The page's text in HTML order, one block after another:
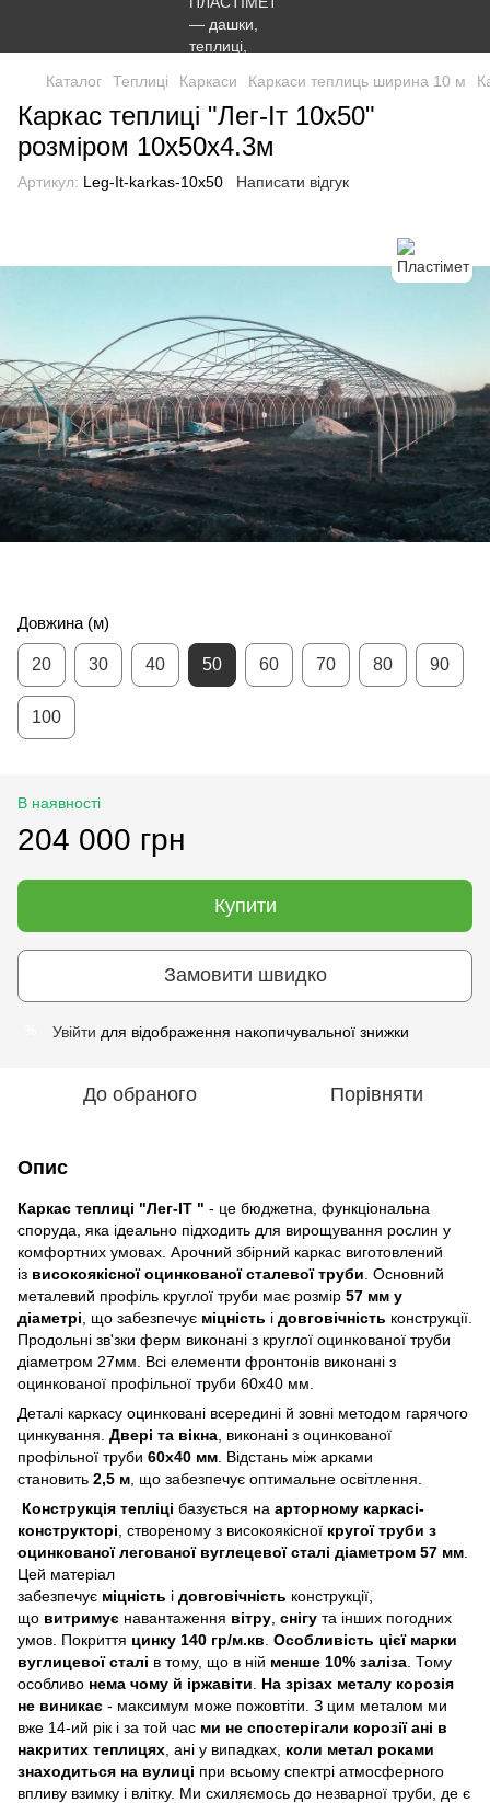
Каталог Теплиці Каркаси Каркаси теплиць ширина 10 м
Каркас теплиці "Лег-Іт 10х50"
розміром 10х50х4.3м
Артикул: Leg-It-karkas-10x50 Написати відгук
Довжина (м)
20 30 40 50 60 70 80 90
100
В наявності
204 000 грн
Купити
Замовити швидко
Увійти для відображення накопичувальної знижки
До обраного Порівняти
Опис
Каркас теплиці "Лег-ІТ " - це бюджетна, функціональна
споруда, яка ідеально підходить для вирощування рослин у
комфортних умовах. Арочний збірний каркас виготовлений
із високоякісної оцинкованої сталевої труби . Основний
металевий профіль круглої труби має розмір 57 мм у
діаметрі , що забезпечує міцність і довговічність конструкції.
Продольні зв'зки ферм виконані з круглої оцинкованої труби
діаметром 27мм. Всі елементи фронтонів виконані з
оцинкованої профільної труби 60х40 мм.
Деталі каркасу оцинковані всередині й зовні методом гарячого
цинкування. Двері та вікна , виконані з оцинкованої
профільної труби 60х40 мм . Відстань між арками
становить 2,5 м , що забезпечує оптимальне освітлення.
Конструкція тепліці базується на арторному каркасі-
конструкторі , створеному з високоякісної кругої труби з
оцинкованої легованої вуглецевої сталі діаметром 57 мм
Цей матеріал
забезпечує міцність і довговічність конструкції,
що витримує навантаження вітру снігу та інших погодних
умов. Покриття цинку 140 гр/м.кв Особливість цієї марки
вуглицевої сталі в тому, що в ній менше 10% заліза . Тому
особливо нема чому й іржавіти
На зрізах металу корозія
не виникає - максимум може пожовтіти. З цим металом ми
вже 14-ий рік і за той час ми не спостерігали корозії ані в
накритих теплицях , ані у випадках, коли метал роками
знаходиться на вулиці при всьому спектрі атмосферного
впливу взимку і влітку. Ми схиляємось до незварної труби, де є